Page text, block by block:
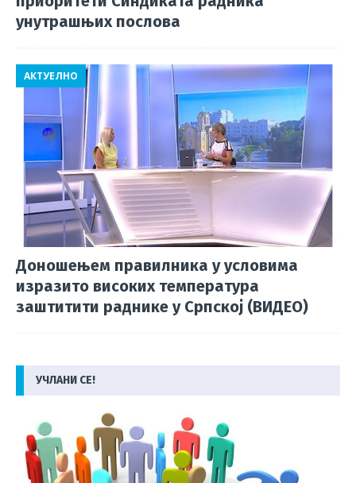
унутрашњих послова
Доношењем правилника у условима
изразито високих температура
заштитити раднике у Српској (ВИДЕО)
АКТУЕЛНО
УЧЛАНИ СЕ!